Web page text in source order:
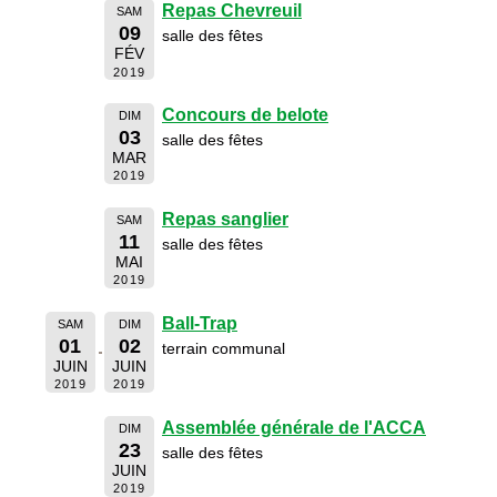
SAM
09
FÉV
2019
Repas Chevreuil
salle des fêtes
DIM
03
MAR
2019
Concours de belote
salle des fêtes
SAM
11
MAI
2019
Repas sanglier
salle des fêtes
SAM
01
JUIN
2019
DIM
02
JUIN
2019
Ball-Trap
terrain communal
DIM
23
JUIN
2019
Assemblée générale de l'ACCA
salle des fêtes